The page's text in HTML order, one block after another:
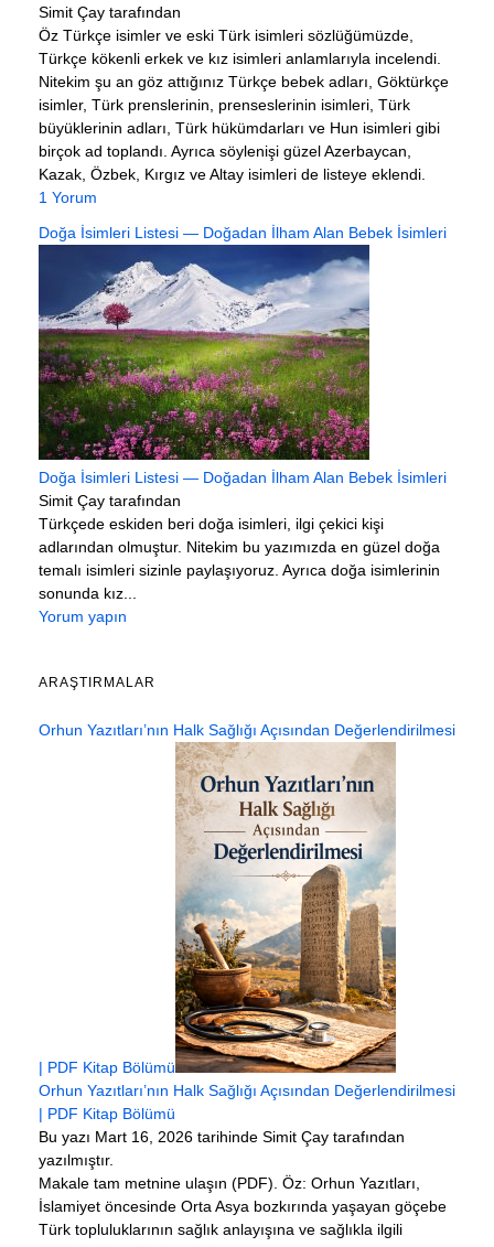
Simit Çay tarafından
Öz Türkçe isimler ve eski Türk isimleri sözlüğümüzde,
Türkçe kökenli erkek ve kız isimleri anlamlarıyla incelendi.
Nitekim şu an göz attığınız Türkçe bebek adları, Göktürkçe
isimler, Türk prenslerinin, prenseslerinin isimleri, Türk
büyüklerinin adları, Türk hükümdarları ve Hun isimleri gibi
birçok ad toplandı. Ayrıca söylenişi güzel Azerbaycan,
Kazak, Özbek, Kırgız ve Altay isimleri de listeye eklendi.
1 Yorum
Doğa İsimleri Listesi — Doğadan İlham Alan Bebek İsimleri
Doğa İsimleri Listesi — Doğadan İlham Alan Bebek İsimleri
Simit Çay tarafından
Türkçede eskiden beri doğa isimleri, ilgi çekici kişi
adlarından olmuştur. Nitekim bu yazımızda en güzel doğa
temalı isimleri sizinle paylaşıyoruz. Ayrıca doğa isimlerinin
sonunda kız...
Yorum yapın
ARAŞTIRMALAR
Orhun Yazıtları’nın Halk Sağlığı Açısından Değerlendirilmesi
| PDF Kitap Bölümü
Orhun Yazıtları’nın Halk Sağlığı Açısından Değerlendirilmesi
| PDF Kitap Bölümü
Bu yazı Mart 16, 2026 tarihinde Simit Çay tarafından
yazılmıştır.
Makale tam metnine ulaşın (PDF). Öz: Orhun Yazıtları,
İslamiyet öncesinde Orta Asya bozkırında yaşayan göçebe
Türk topluluklarının sağlık anlayışına ve sağlıkla ilgili